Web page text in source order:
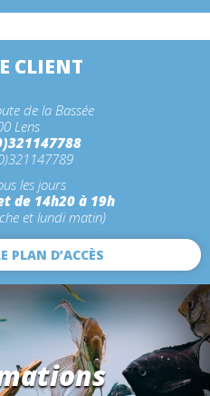
CLIENT
de la Bassée
Lens
les jours
de 14h20 à 19h
et lundi matin)
PLAN D’ACCÈS